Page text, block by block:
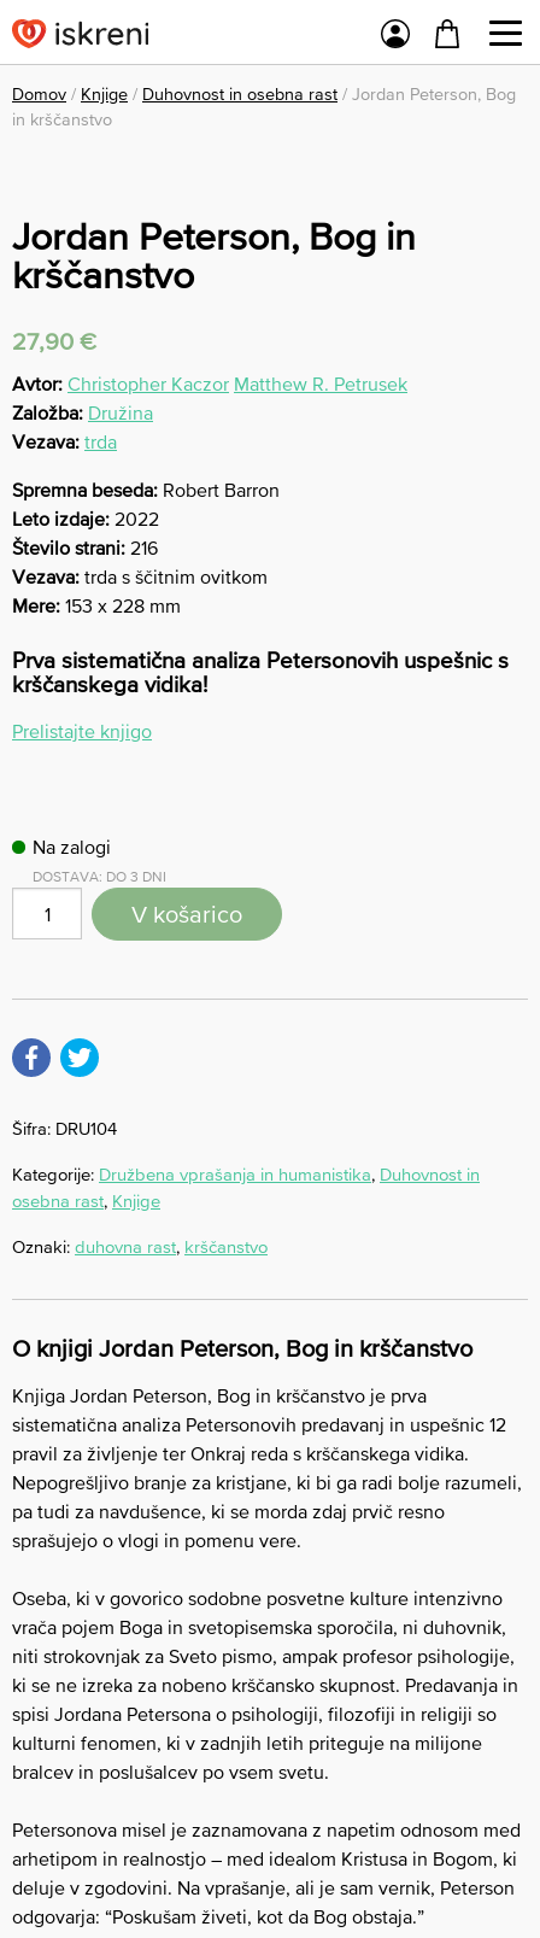
Domov / Knjige / Duhovnost in osebna rast / Jordan Peterson, Bog
in krščanstvo
Jordan Peterson, Bog in
krščanstvo
27,90 €
Avtor: Christopher Kaczor Matthew R. Petrusek
Založba: Družina
Vezava: trda
Spremna beseda: Robert Barron
Leto izdaje: 2022
Število strani: 216
Vezava: trda s ščitnim ovitkom
Mere: 153 x 228 mm
Prva sistematična analiza Petersonovih uspešnic s
krščanskega vidika!
Prelistajte knjigo
Na zalogi
DOSTAVA: DO 3 DNI
V košarico
Šifra: DRU104
Kategorije: Družbena vprašanja in humanistika, Duhovnost in
osebna rast, Knjige
Oznaki: duhovna rast, krščanstvo
O knjigi Jordan Peterson, Bog in krščanstvo
Knjiga Jordan Peterson, Bog in krščanstvo je prva
sistematična analiza Petersonovih predavanj in uspešnic 12
pravil za življenje ter Onkraj reda s krščanskega vidika.
Nepogrešljivo branje za kristjane, ki bi ga radi bolje razumeli,
pa tudi za navdušence, ki se morda zdaj prvič resno
sprašujejo o vlogi in pomenu vere.
Oseba, ki v govorico sodobne posvetne kulture intenzivno
vrača pojem Boga in svetopisemska sporočila, ni duhovnik,
niti strokovnjak za Sveto pismo, ampak profesor psihologije,
ki se ne izreka za nobeno krščansko skupnost. Predavanja in
spisi Jordana Petersona o psihologiji, filozofiji in religiji so
kulturni fenomen, ki v zadnjih letih priteguje na milijone
bralcev in poslušalcev po vsem svetu.
Petersonova misel je zaznamovana z napetim odnosom med
arhetipom in realnostjo – med idealom Kristusa in Bogom, ki
deluje v zgodovini. Na vprašanje, ali je sam vernik, Peterson
odgovarja: “Poskušam živeti, kot da Bog obstaja.”